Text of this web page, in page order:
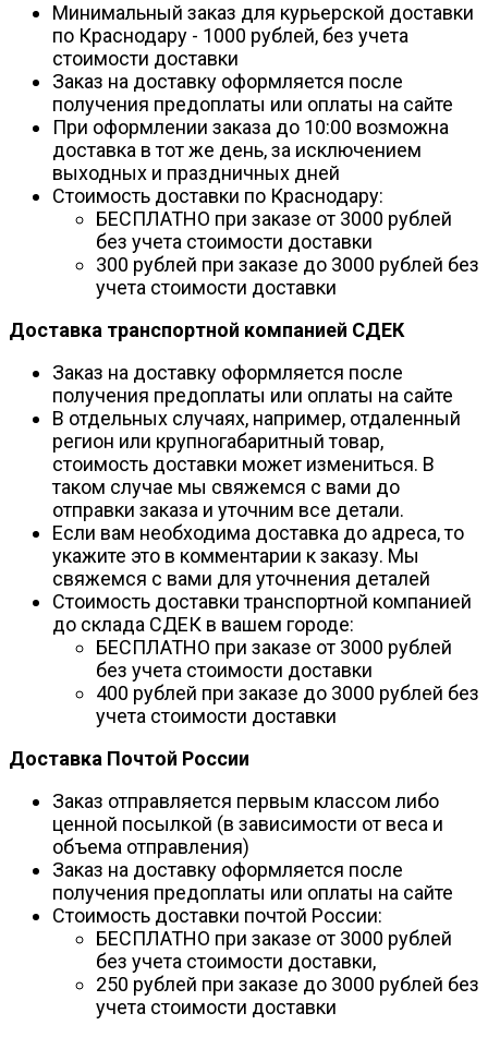
Минимальный заказ для курьерской доставки
по Краснодару - 1000 рублей, без учета
стоимости доставки
Заказ на доставку оформляется после
получения предоплаты или оплаты на сайте
При оформлении заказа до 10:00 возможна
доставка в тот же день, за исключением
выходных и праздничных дней
Стоимость доставки по Краснодару:
БЕСПЛАТНО при заказе от 3000 рублей
без учета стоимости доставки
300 рублей при заказе до 3000 рублей без
учета стоимости доставки
Доставка транспортной компанией СДЕК
Заказ на доставку оформляется после
получения предоплаты или оплаты на сайте
В отдельных случаях, например, отдаленный
регион или крупногабаритный товар,
стоимость доставки может измениться. В
таком случае мы свяжемся с вами до
отправки заказа и уточним все детали.
Если вам необходима доставка до адреса, то
укажите это в комментарии к заказу. Мы
свяжемся с вами для уточнения деталей
Стоимость доставки транспортной компанией
до склада СДЕК в вашем городе:
БЕСПЛАТНО при заказе от 3000 рублей
без учета стоимости доставки
400 рублей при заказе до 3000 рублей без
учета стоимости доставки
Доставка Почтой России
Заказ отправляется первым классом либо
ценной посылкой (в зависимости от веса и
объема отправления)
Заказ на доставку оформляется после
получения предоплаты или оплаты на сайте
Стоимость доставки почтой России:
БЕСПЛАТНО при заказе от 3000 рублей
без учета стоимости доставки,
250 рублей при заказе до 3000 рублей без
учета стоимости доставки